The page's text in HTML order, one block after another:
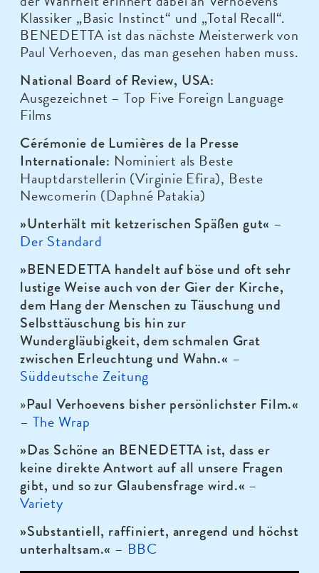
Klassiker „Basic Instinct“ und „Total Recall“.
BENEDETTA ist das nächste Meisterwerk von
Paul Verhoeven, das man gesehen haben muss.
National Board of Review, USA:
Ausgezeichnet – Top Five Foreign Language
Films
Cérémonie de Lumières de la Presse
Internationale: Nominiert als Beste
Hauptdarstellerin (Virginie Efira), Beste
Newcomerin (Daphné Patakia)
»Unterhält mit ketzerischen Späßen gut« –
Der Standard
»BENEDETTA handelt auf böse und oft sehr
lustige Weise auch von der Gier der Kirche,
dem Hang der Menschen zu Täuschung und
Selbsttäuschung bis hin zur
Wundergläubigkeit, dem schmalen Grat
zwischen Erleuchtung und Wahn.« –
Süddeutsche Zeitung
»Paul Verhoevens bisher persönlichster Film.«
– The Wrap
»Das Schöne an BENEDETTA ist, dass er
keine direkte Antwort auf all unsere Fragen
gibt, und so zur Glaubensfrage wird.« –
Variety
»Substantiell, raffiniert, anregend und höchst
unterhaltsam.« – BBC